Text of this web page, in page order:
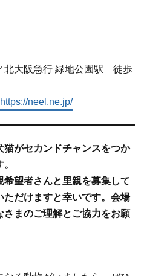
北大阪急行 緑地公園駅 徒歩
https://neel.ne.jp/
猫がセカンドチャンスをつか
望者さんと里親を募集して
だけますと幸いです。 会場
まのご理解とご協力をお願